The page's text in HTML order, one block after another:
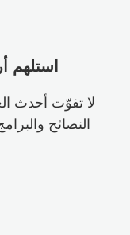
استلهم
النصائح